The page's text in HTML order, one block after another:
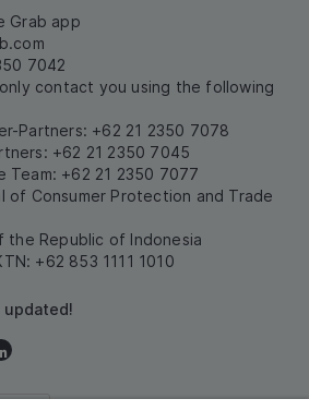
Grab app
7042
contact you using the following
Partners: +62 21 2350 7078
+62 21 2350 7045
Team: +62 21 2350 7077
of Consumer Protection and Trade
the Republic of Indonesia
+62 853 1111 1010
updated!